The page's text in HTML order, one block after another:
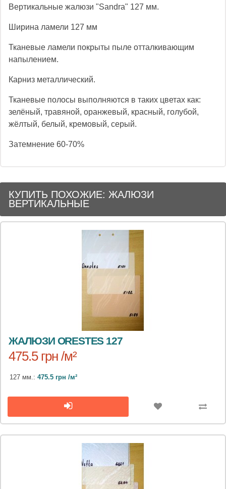
Вертикальные жалюзи "Sandra" 127 мм.
Ширина ламели 127 мм
Тканевые ламели покрыты пыле отталкивающим
напылением.
Карниз металлический.
Тканевые полосы выполняются в таких цветах как:
зелёный, травяной, оранжевый, красный, голубой,
жёлтый, белый, кремовый, серый.
Затемнение 60-70%
КУПИТЬ ПОХОЖИЕ: ЖАЛЮЗИ
ВЕРТИКАЛЬНЫЕ
ЖАЛЮЗИ ORESTES 127
475.5 грн /м²
127 мм.: 475.5 грн /м²